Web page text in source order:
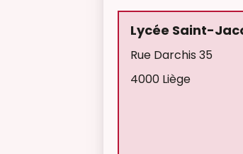
Lycée Saint-
Rue Darchis 35
4000 Liège